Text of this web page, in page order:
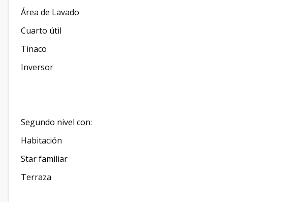
Área de Lavado
Cuarto útil
Tinaco
Inversor
Segundo nivel con:
Habitación
Star familiar
Terraza